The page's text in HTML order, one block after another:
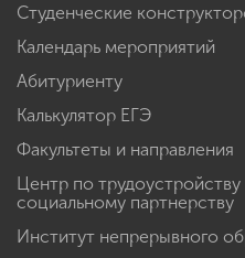
Студенческие
Календарь мероприятий
Абитуриенту
Калькулятор ЕГЭ
Факультеты и направления
Центр по
социальному партнерству
Институт непрерывного